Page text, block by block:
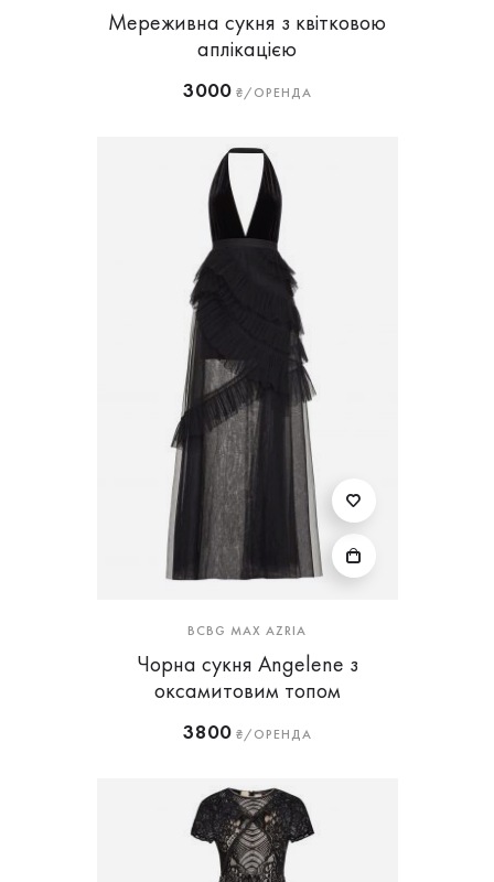
Мереживна сукня з квітковою
аплікацією
3000₴/ОРЕНДА
BCBG MAX AZRIA
Чорна сукня Angelene з
оксамитовим топом
3800₴/ОРЕНДА